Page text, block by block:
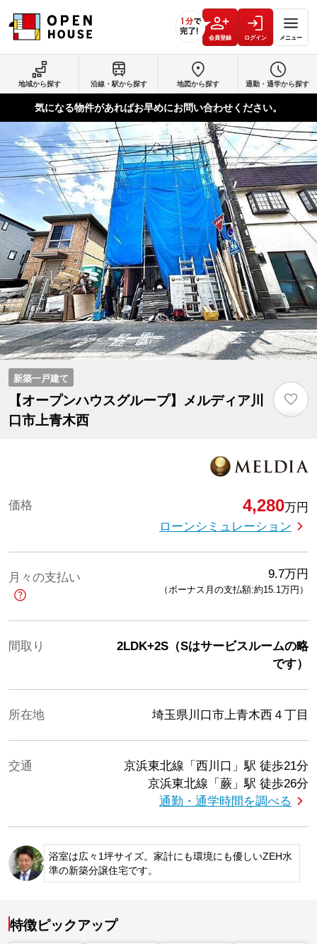
会員登録 ログイン メニュー
地域から探す 沿線・駅から探す 地図から探す 通勤・通学から探す
気になる物件があればお早めにお問い合わせください。
新築一戸建て
【オープンハウスグループ】メルディア川
口市上青木西
♡
価格 4,280万円
ローンシミュレーション
月々の支払い 9.7万円
（ボーナス月の支払額:約15.1万円 ）
間取り
2LDK+2S（Sはサービスルームの略
です）
所在地 埼玉県川口市上青木西４丁目
交通 京浜東北線「西川口」駅 徒歩21分
京浜東北線「蕨」駅 徒歩26分
通勤・通学時間を調べる
浴室は広々1坪サイズ。家計にも環境にも優しいZEH水
準の新築分譲住宅です。
特徴ピックアップ